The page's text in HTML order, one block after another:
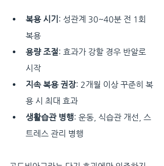
복용 시기 : 성관계 30~40분 전 1회
복용
용량 조절: 효과가 강할 경우 반알로
시작
지속 복용 권장: 2개월 이상 꾸준히 복
용 시 최대 효과
생활습관 병행: 운동, 식습관 개선, 스
트레스 관리 병행